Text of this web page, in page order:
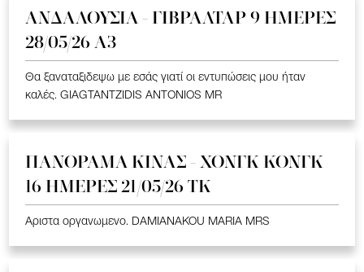
ΑΝΔΑΛΟΥΣΙΑ - ΓΙΒΡΑΛΤΑΡ 9 ΗΜΕΡΕΣ
28/05/26 A3
Θα ξαναταξιδεψω με εσάς γιατί οι εντυπώσεις μου ήταν
καλές. GIAGTANTZIDIS ANTONIOS MR
ΠΑΝΟΡΑΜΑ ΚΙΝΑΣ - ΧΟΝΓΚ ΚΟΝΓΚ
16 ΗΜΕΡΕΣ 21/05/26 TK
Αριστα οργανωμενο. DAMIANAKOU MARIA MRS